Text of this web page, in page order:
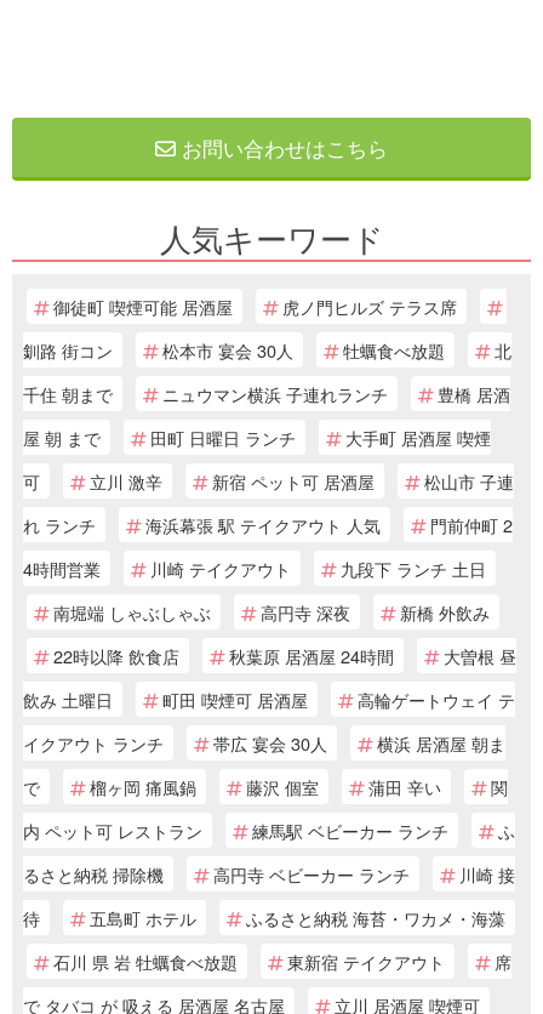
お問い合わせはこちら
人気キーワード
御徒町 喫煙可能 居酒屋
虎ノ門ヒルズ テラス席
釧路 街コン
松本市 宴会 30人 牡蠣食べ放題
北
千住 朝まで
ニュウマン横浜 子連れランチ
豊橋 居酒
屋 朝 まで
田町 日曜日 ランチ
大手町 居酒屋 喫煙
可
立川 激辛 新宿 ペット可 居酒屋
松山市 子連
れ ランチ
海浜幕張 駅 テイクアウト 人気
門前仲町 2
4時間営業
川崎 テイクアウト
九段下 ランチ 土日
南堀端 しゃぶしゃぶ
高円寺 深夜
新橋 外飲み
22時以降 飲食店
秋葉原 居酒屋 24時間
大曽根 昼
飲み 土曜日
町田 喫煙可 居酒屋
高輪ゲートウェイ テ
イクアウト ランチ
帯広 宴会 30人
横浜 居酒屋 朝ま
で
榴ヶ岡 痛風鍋 藤沢 個室 蒲田 辛い
関
内 ペット可 レストラン
練馬駅 ベビーカー ランチ
ふ
るさと納税 掃除機
高円寺 ベビーカー ランチ
川崎 接
待
五島町 ホテル
ふるさと納税 海苔・ワカメ・海藻
石川 県 岩 牡蠣食べ放題
東新宿 テイクアウト
席
で タバコ が 吸える 居酒屋 名古屋
立川 居酒屋 喫煙可